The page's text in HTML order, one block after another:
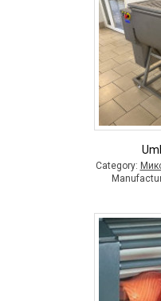
Category: